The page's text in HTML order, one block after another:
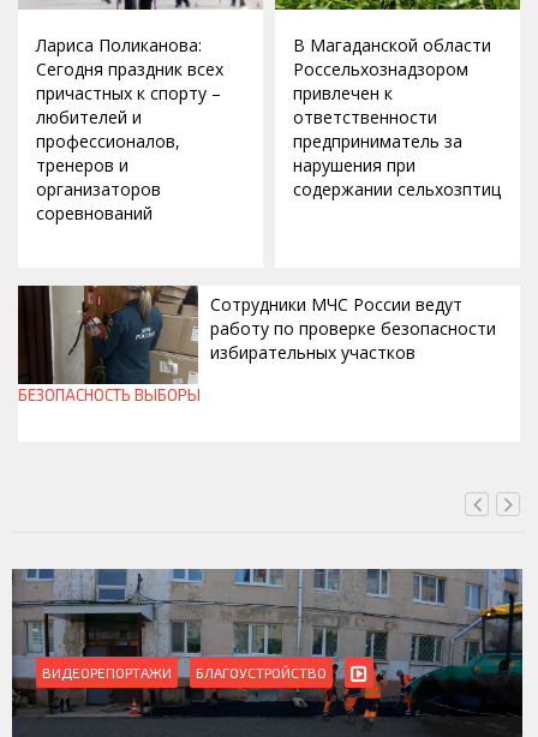
Лариса Поликанова:
Сегодня праздник всех
причастных к спорту –
любителей и
профессионалов,
тренеров и
организаторов
соревнований
В Магаданской области
Россельхознадзором
привлечен к
ответственности
предприниматель за
нарушения при
содержании сельхозптиц
Сотрудники МЧС России ведут
работу по проверке безопасности
избирательных участков
БЕЗОПАСНОСТЬ ВЫБОРЫ
ВИДЕОРЕПОРТАЖИ БЛАГОУСТРОЙСТВО